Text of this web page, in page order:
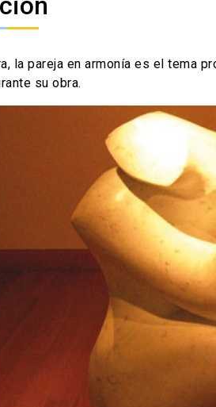
la pareja en armonía es el tema
su obra.